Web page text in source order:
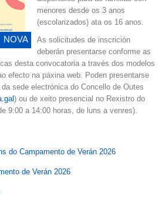
NOVA
menores desde os 3 anos
(escolarizados) ata os 16 anos.
As solicitudes de inscrición
deberán presentarse conforme as
desta convocatoria a través dos modelos
efecto na páxina web. Poden presentarse
sede electrónica do Concello de Outes
) ou de xeito presencial no Rexistro do
9:00 a 14:00 horas, de luns a venres).
do Campamento de Verán 2026
de Verán 2026